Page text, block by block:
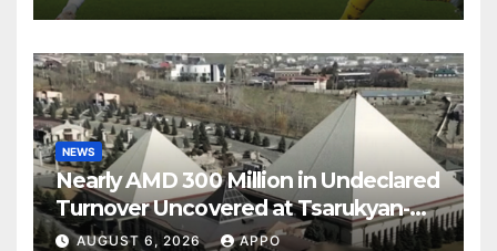
NEWS
Nearly AMD 300 Million in Undeclared
Turnover Uncovered at Tsarukyan-
Owned Entertainment Center
AUGUST 6, 2026 APPO